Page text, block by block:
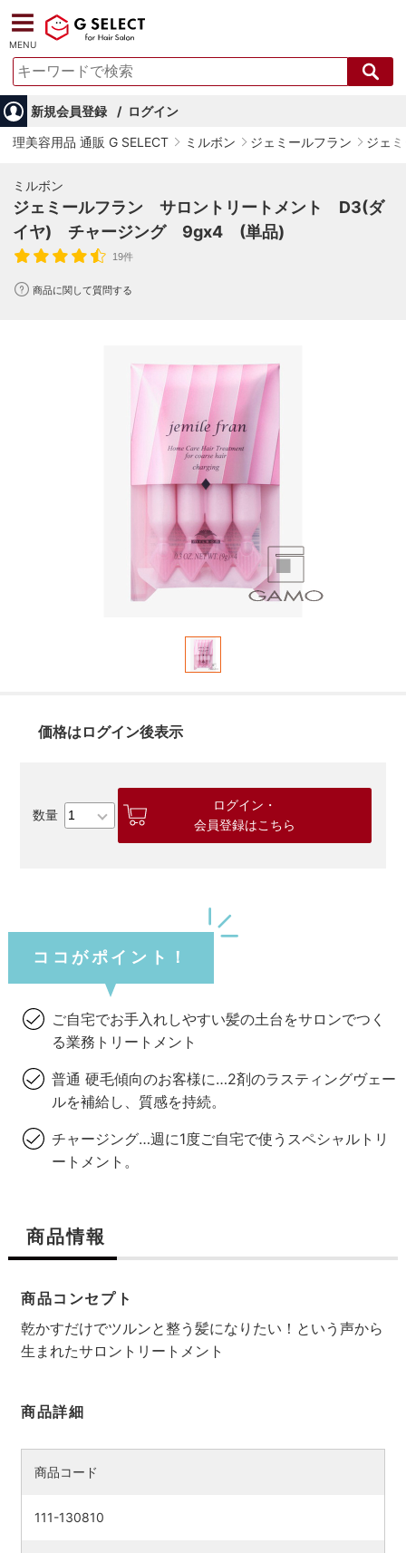
MENU
新規会員登録
ログイン
理美容用品 通販 G SELECT
ミルボン ジェミールフラン ジェ
ミルボン
ジェミールフラン サロントリートメント D3(ダ
イヤ) チャージング 9gx4 (単品)
19件
商品に関して質問する
価格はログイン後表示
ログイン・
会員登録はこちら
ココがポイント！
ご自宅でお手入れしやすい髪の土台をサロンでつく
る業務トリートメント
普通 硬毛傾向のお客様に…2剤のラスティングヴェー
ルを補給し、質感を持続。
チャージング…週に1度ご自宅で使うスペシャルトリ
ートメント。
商品情報
商品コンセプト
乾かすだけでツルンと整う髪になりたい！という声から
生まれたサロントリートメント
商品詳細
商品コード
111-130810